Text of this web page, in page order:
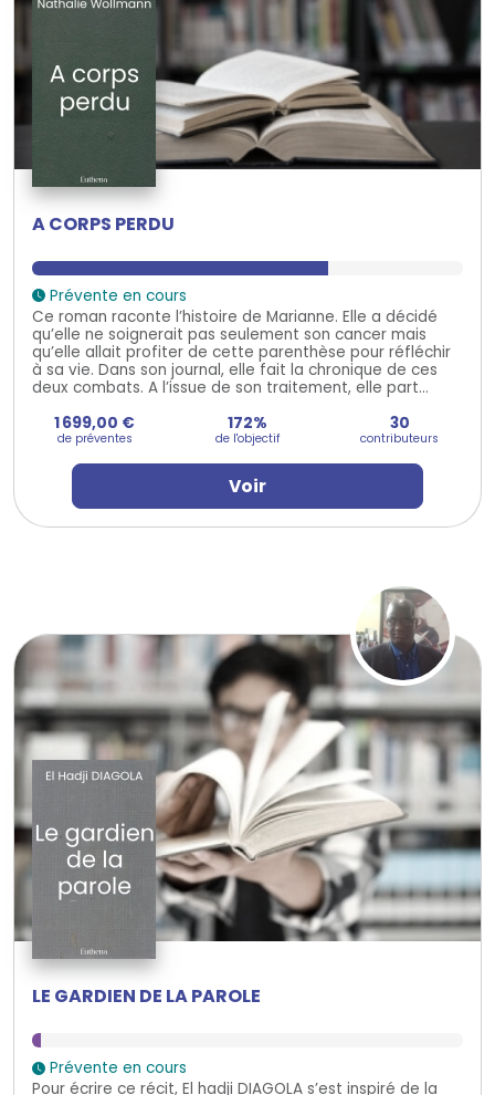
A CORPS PERDU
Prévente en cours
Ce roman raconte l’histoire de Marianne. Elle a décidé
qu’elle ne soignerait pas seulement son cancer mais
qu’elle allait profiter de cette parenthèse pour réfléchir
à sa vie. Dans son journal, elle fait la chronique de ces
deux combats. A l’issue de son traitement, elle part...
1 699,00 €
de préventes
172%
de l'objectif
30
contributeurs
Voir
LE GARDIEN DE LA PAROLE
Prévente en cours
Pour écrire ce récit, El hadji DIAGOLA s’est inspiré de la